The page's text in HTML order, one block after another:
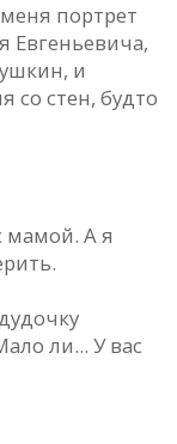
портрет
Евгеньевича,
и
со стен, будто
А я
ли... У вас